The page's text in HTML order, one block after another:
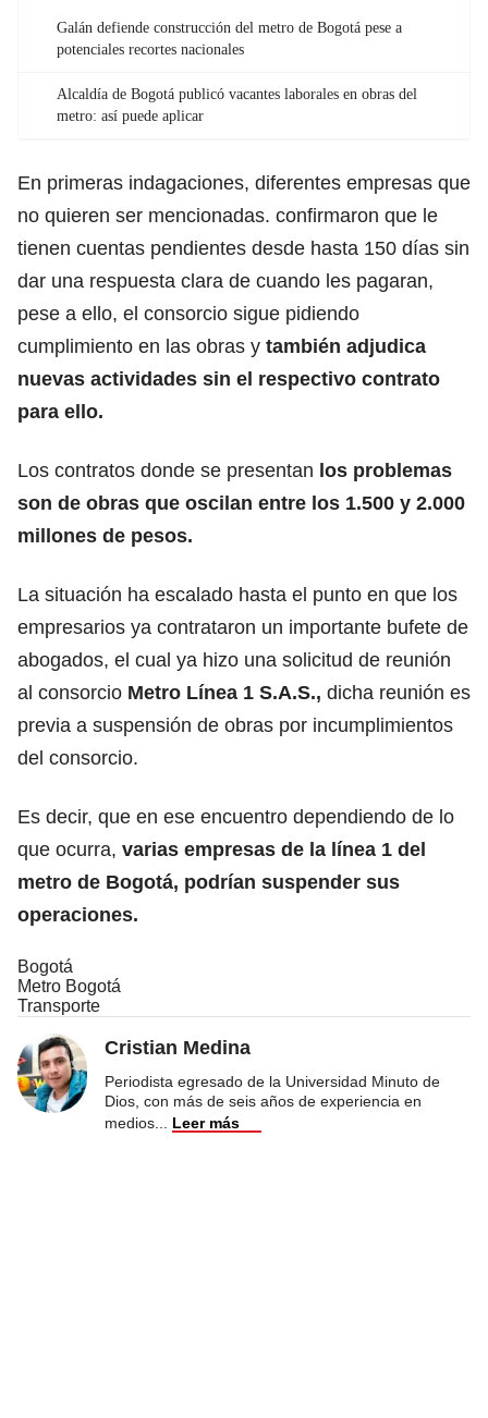
Galán defiende construcción del metro de Bogotá pese a
potenciales recortes nacionales
Alcaldía de Bogotá publicó vacantes laborales en obras del
metro: así puede aplicar
En primeras indagaciones, diferentes empresas que
no quieren ser mencionadas. confirmaron que le
tienen cuentas pendientes desde hasta 150 días sin
dar una respuesta clara de cuando les pagaran,
pese a ello, el consorcio sigue pidiendo
cumplimiento en las obras y también adjudica
nuevas actividades sin el respectivo contrato
para ello.
Los contratos donde se presentan los problemas
son de obras que oscilan entre los 1.500 y 2.000
millones de pesos.
La situación ha escalado hasta el punto en que los
empresarios ya contrataron un importante bufete de
abogados, el cual ya hizo una solicitud de reunión
al consorcio Metro Línea 1 S.A.S., dicha reunión es
previa a suspensión de obras por incumplimientos
del consorcio.
Es decir, que en ese encuentro dependiendo de lo
que ocurra, varias empresas de la línea 1 del
metro de Bogotá, podrían suspender sus
operaciones.
Bogotá
Metro Bogotá
Transporte
Cristian Medina
Periodista egresado de la Universidad Minuto de
Dios, con más de seis años de experiencia en
medios
Leer más